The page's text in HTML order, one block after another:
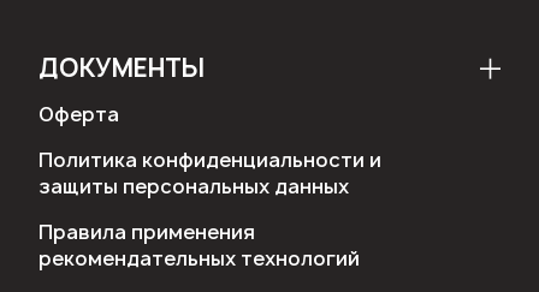
ДОКУМЕНТЫ
Оферта
Политика конфиденциальности и
защиты персональных данных
Правила применения
рекомендательных технологий